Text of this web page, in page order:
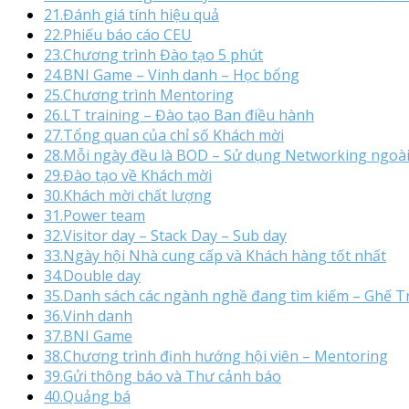
21.Đánh giá tính hiệu quả
22.Phiếu báo cáo CEU
23.Chương trình Đào tạo 5 phút
24.BNI Game – Vinh danh – Học bổng
25.Chương trình Mentoring
26.LT training – Đào tạo Ban điều hành
27.Tổng quan của chỉ số Khách mời
28.Mỗi ngày đều là BOD – Sử dụng Networking
29.Đào tạo về Khách mời
30.Khách mời chất lượng
31.Power team
32.Visitor day – Stack Day – Sub day
33.Ngày hội Nhà cung cấp và Khách hàng tốt nhất
34.Double day
35.Danh sách các ngành nghề đang tìm kiếm – Ghế
36.Vinh danh
37.BNI Game
38.Chương trình định hướng hội viên – Mentoring
39.Gửi thông báo và Thư cảnh báo
40.Quảng bá